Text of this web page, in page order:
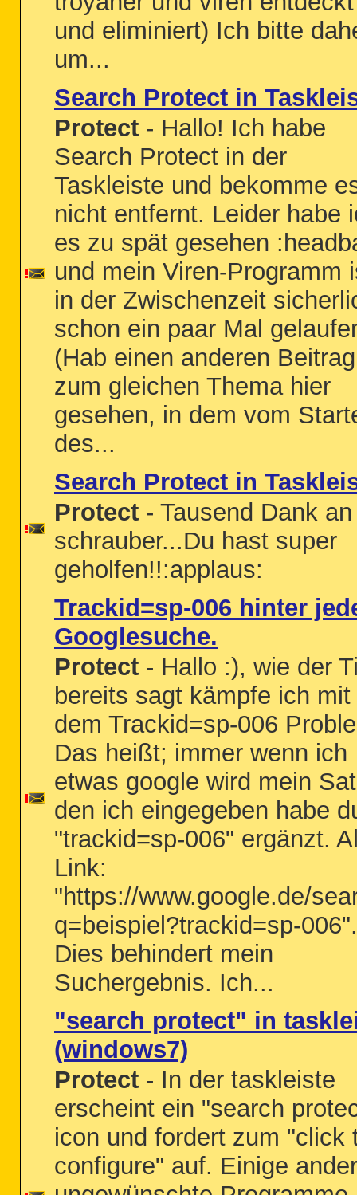
und eliminiert) Ich bitte
um...
Search Protect in
Protect - Hallo! Ich habe
Search Protect in der
Taskleiste und bekomme
nicht entfernt. Leider habe
es zu spät gesehen
und mein Viren-Programm
in der Zwischenzeit
schon ein paar Mal
(Hab einen anderen Beitrag
zum gleichen Thema hier
gesehen, in dem vom
des...
Search Protect in
Protect - Tausend Dank an
schrauber...Du hast super
geholfen!!:applaus:
Trackid=sp-006 hinter
Googlesuche.
Protect - Hallo :), wie der
bereits sagt kämpfe ich mit
dem Trackid=sp-006
Das heißt; immer wenn ich
etwas google wird mein
den ich eingegeben habe
"trackid=sp-006" ergänzt.
Link:
"https://www.google.de/
q=beispiel?trackid=sp-006".
Dies behindert mein
Suchergebnis. Ich...
"search protect" in
(windows7)
Protect - In der taskleiste
erscheint ein "search
icon und fordert zum "click
configure" auf. Einige